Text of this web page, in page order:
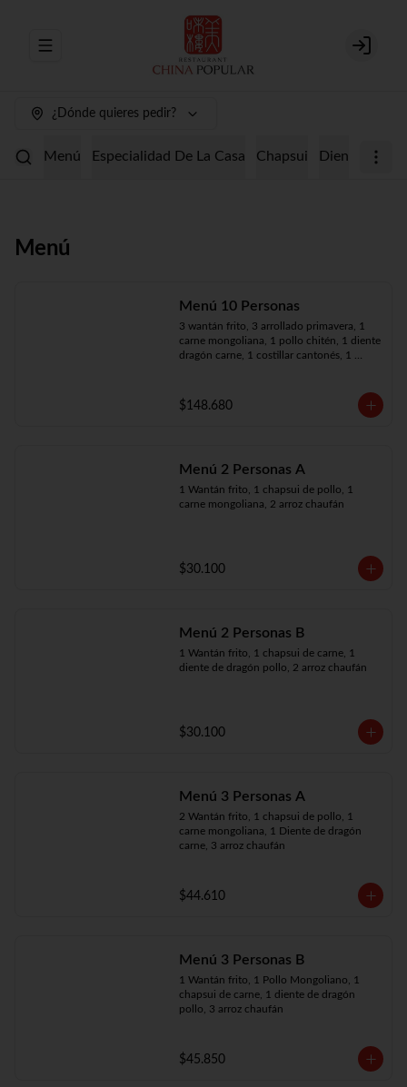
Abrir menu de navegación Login
¿Dónde quieres pedir?
Menú Especialidad De La Casa Chapsui Diente De
Menú
Menú 10 Personas
3 wantán frito, 3 arrollado primavera, 1
carne mongoliana, 1 pollo chitén, 1 diente
dragón carne, 1 costillar cantonés, 1
10 arroz chaufán
$148.680
Menú 2 Personas A
1 Wantán frito, 1 chapsui de pollo, 1
carne mongoliana, 2 arroz chaufán
$30.100
Menú 2 Personas B
1 Wantán frito, 1 chapsui de carne, 1
diente de dragón pollo, 2 arroz chaufán
$30.100
Menú 3 Personas A
2 Wantán frito, 1 chapsui de pollo, 1
carne mongoliana, 1 Diente de dragón
carne, 3 arroz chaufán
$44.610
Menú 3 Personas B
1 Wantán frito, 1 Pollo Mongoliano, 1
chapsui de carne, 1 diente de dragón
pollo, 3 arroz chaufán
$45.850